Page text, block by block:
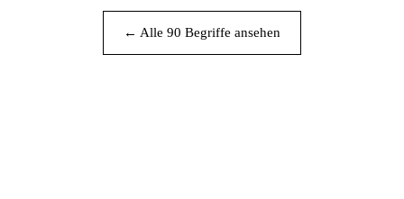
← Alle 90 Begriffe ansehen